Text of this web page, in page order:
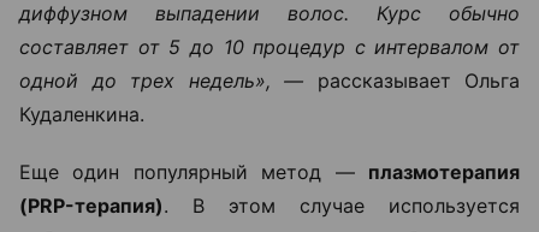
диффузном выпадении волос. Курс обычно
составляет от 5 до 10 процедур с интервалом от
одной до трех недель», — рассказывает Ольга
Кудаленкина.
Еще один популярный метод — плазмотерапия
(PRP-терапия). В этом случае используется